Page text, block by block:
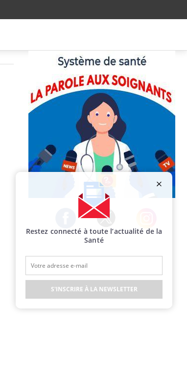
Facebook Twitter Instagram
Restez connecté à toute l’actualité de la
Santé
S'INSCRIRE À LA NEWSLETTER